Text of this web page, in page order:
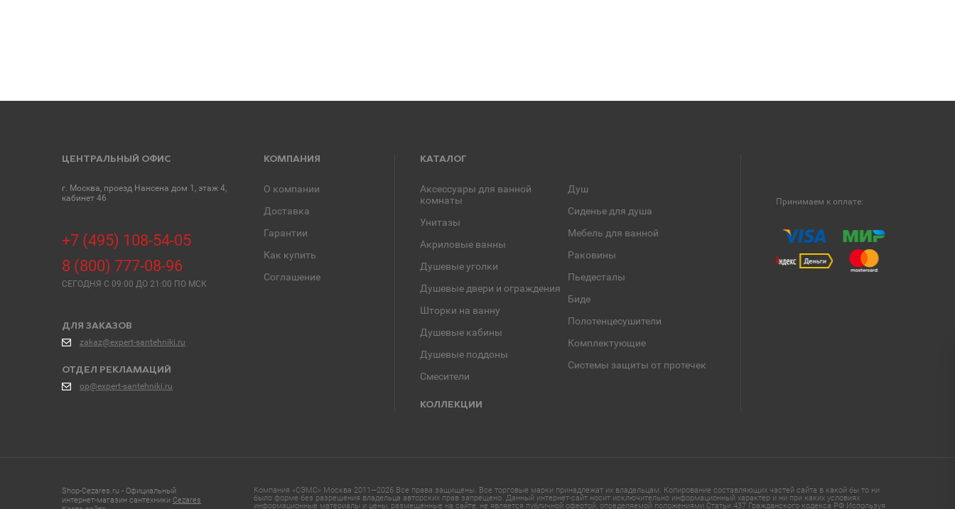
ЦЕНТРАЛЬНЫЙ ОФИС
г. Москва, проезд Нансена дом 1, этаж 4,
кабинет 46
+7 (495) 108-54-05
8 (800) 777-08-96
СЕГОДНЯ C 09:00 ДО 21:00 ПО МСК
ДЛЯ ЗАКАЗОВ
zakaz@expert-santehniki.ru
ОТДЕЛ РЕКЛАМАЦИЙ
op@expert-santehniki.ru
КОМПАНИЯ
О компании
Доставка
Гарантии
Как купить
Соглашение
КАТАЛОГ
Аксессуары для ванной
комнаты
Унитазы
Акриловые ванны
Душевые уголки
Душевые двери и ограждения
Шторки на ванну
Душевые кабины
Душевые поддоны
Смесители
Душ
Сиденье для душа
Мебель для ванной
Раковины
Пьедесталы
Биде
Полотенцесушители
Комплектующие
Системы защиты от протечек
КОЛЛЕКЦИИ
Принимаем к оплате:
Shop-Cezares.ru - Официальный
интернет-магазин сантехники Cezares
Компания «СЭМС» Москва 2011—2026 Все права защищены. Все торговые марки принадлежат их владельцам. Копирование составляющих частей сайта в какой бы то ни
было форме без разрешения владельца авторских прав запрещено. Данный интернет-сайт носит исключительно информационный характер и ни при каких условиях
информационные материалы и цены, размещенные на сайте, не является публичной офертой, определяемой положениями Статьи 437 Гражданского кодекса РФ Используя